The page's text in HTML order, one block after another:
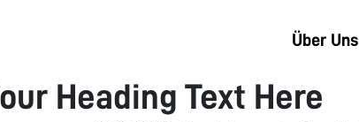
Über Uns
Heading Text Here